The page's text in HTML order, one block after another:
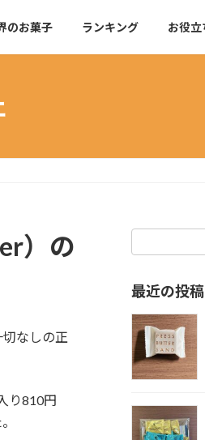
のお菓子 ランキング お役立
）の
なしの正
り810円
最近の投稿